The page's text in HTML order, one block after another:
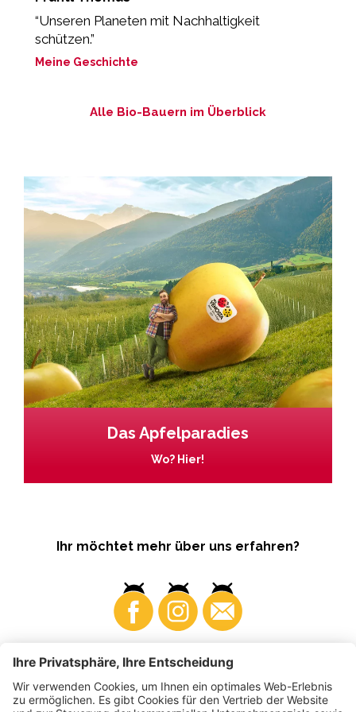
“Unseren Planeten mit Nachhaltigkeit
schützen.”
Meine Geschichte
Alle Bio-Bauern im Überblick
Das Apfelparadies
Wo? Hier!
Ihr möchtet mehr über uns erfahren?
Business Produzenten